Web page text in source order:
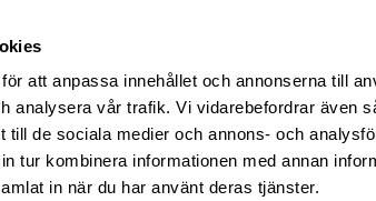
att anpassa innehållet och annonserna till
analysera vår trafik. Vi vidarebefordrar även
till de sociala medier och annons- och
tur kombinera informationen med annan
in när du har använt deras tjänster.